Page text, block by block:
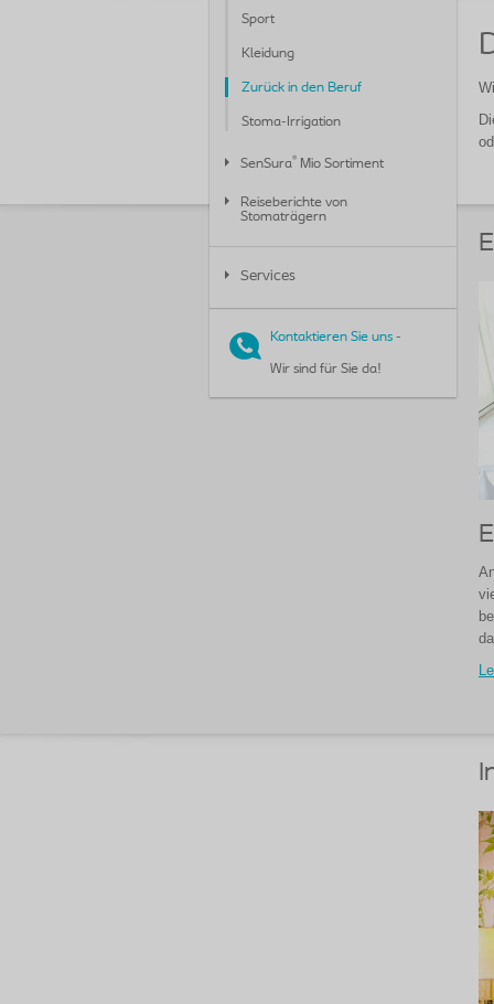
Sport
Kleidung
Zurück in den Beruf
Stoma-Irrigation
SenSura® Mio Sortiment
Reiseberichte von
Stomaträgern
Services
Kontaktieren Sie uns -
Wir sind für Sie da!